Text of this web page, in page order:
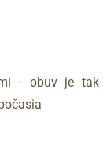
- obuv je tak